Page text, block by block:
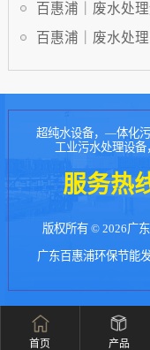
体系
百惠浦｜废水处
慧管理平台
百惠浦｜废水处
与精细化管控
超纯水设备，—体化污
工业污水处理设
服务热
版权所有 © 2026广
广东百惠浦环保节能
首页 产品